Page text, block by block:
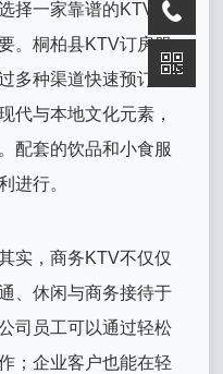
择一家靠谱的KTV订
。桐柏县KTV订房服
多种渠道快速预订，
代与本地文化元素，
配套的饮品和小食服
进行。
实，商务KTV不仅仅
、休闲与商务接待于
司员工可以通过轻松
；企业客户也能在轻